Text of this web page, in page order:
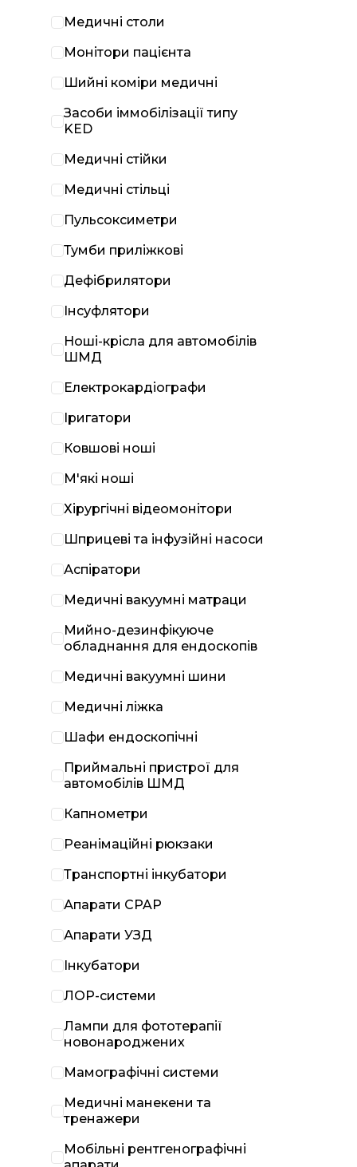
Медичні столи
Монітори пацієнта
Шийні коміри медичні
Засоби іммобілізації типу
KED
Медичні стійки
Медичні стільці
Пульсоксиметри
Тумби приліжкові
Дефібрилятори
Інсуфлятори
Ноші-крісла для автомобілів
ШМД
Електрокардіографи
Іригатори
Ковшові ноші
М'які ноші
Хірургічні відеомонітори
Шприцеві та інфузійні насоси
Аспіратори
Медичні вакуумні матраци
Мийно-дезинфікуюче
обладнання для ендоскопів
Медичні вакуумні шини
Медичні ліжка
Шафи ендоскопічні
Приймальні пристрої для
автомобілів ШМД
Капнометри
Реанімаційні рюкзаки
Транспортні інкубатори
Апарати CPAP
Апарати УЗД
Інкубатори
ЛОР-системи
Лампи для фототерапії
новонароджених
Мамографічні системи
Медичні манекени та
тренажери
Мобільні рентгенографічні